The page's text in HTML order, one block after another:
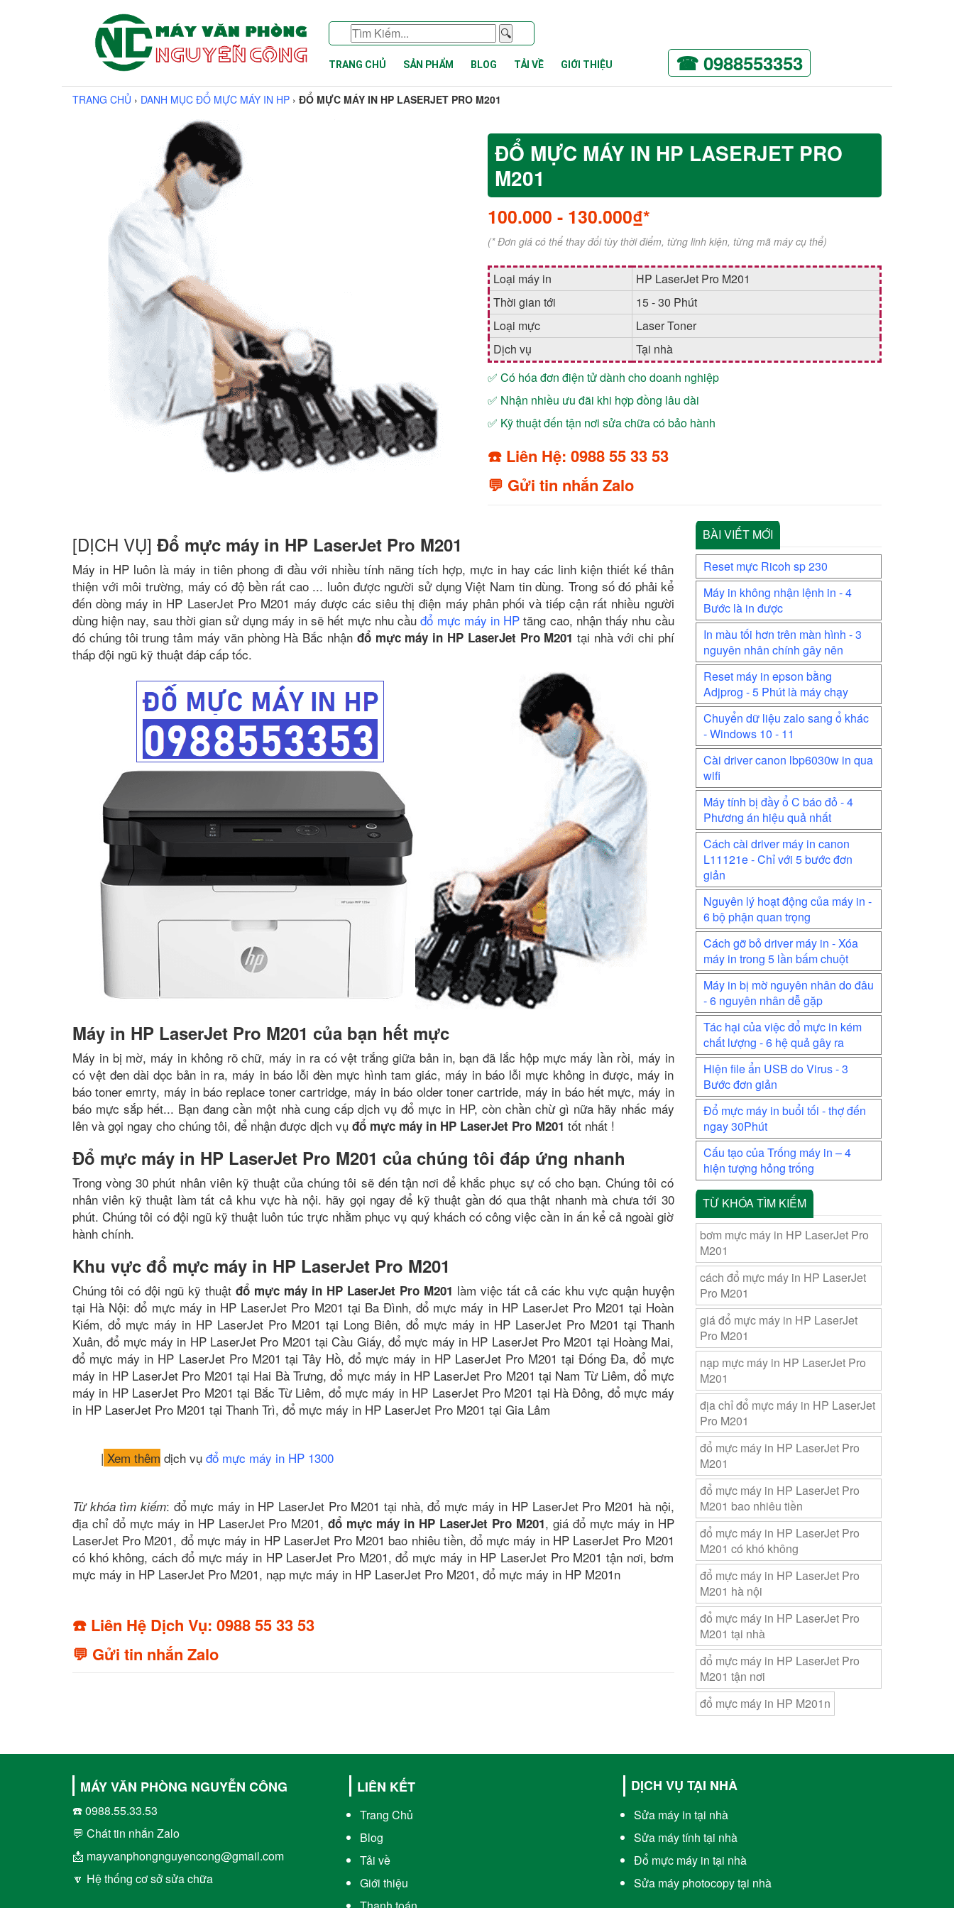
🔍
TRANG CHỦ SẢN PHẨM BLOG TẢI VỀ GIỚI THIỆU ☎ 0988553353
TRANG CHỦ › DANH MỤC ĐỔ MỰC MÁY IN HP › ĐỔ MỰC MÁY IN HP LASERJET PRO M201
ĐỔ MỰC MÁY IN HP LASERJET PRO
M201
100.000 - 130.000₫*
(* Đơn giá có thể thay đổi tùy thời điểm, từng linh kiện, từng mã máy cụ thể)
Loại máy in
HP LaserJet Pro M201
Thời gian tới
15 - 30 Phút
Loại mực
Laser Toner
Dịch vụ
Tại nhà
✅ Có hóa đơn điện tử dành cho doanh nghiệp
✅ Nhận nhiều ưu đãi khi hợp đồng lâu dài
✅ Kỹ thuật đến tận nơi sửa chữa có bảo hành
☎️ Liên Hệ: 0988 55 33 53
💬 Gửi tin nhắn Zalo
[DỊCH VỤ] Đổ mực máy in HP LaserJet Pro M201
Máy in HP luôn là máy in tiên phong đi đầu với nhiều tính năng tích hợp, mực in hay các linh kiện thiết kế thân
thiện với môi trường, máy có độ bền rất cao ... luôn được người sử dụng Việt Nam tin dùng. Trong số đó phải kể
đến dòng máy in HP LaserJet Pro M201 máy được các siêu thị điện máy phân phối và tiếp cận rất nhiều người
dùng hiện nay, sau thời gian sử dụng máy in sẽ hết mực nhu cầuđổ mực máy in HP tăng cao, nhận thấy nhu cầu
đó chúng tôi trung tâm máy văn phòng Hà Bắc nhận đổ mực máy in HP LaserJet Pro M201 tại nhà với chi phí
thấp đội ngũ kỹ thuật đáp cấp tốc.
Máy in HP LaserJet Pro M201 của bạn hết mực
Máy in bị mờ, máy in không rõ chữ, máy in ra có vệt trắng giữa bản in, bạn đã lắc hộp mực mấy lần rồi, máy in
có vệt đen dài dọc bản in ra, máy in báo lỗi đèn mực hình tam giác, máy in báo lỗi mực không in được, máy in
báo toner emrty, máy in báo replace toner cartridge, máy in báo older toner cartride, máy in báo hết mực, máy in
báo mực sắp hết... Bạn đang cần một nhà cung cấp dịch vụ đổ mực in HP, còn chần chừ gì nữa hãy nhấc máy
lên và gọi ngay cho chúng tôi, để nhận được dịch vụ đổ mực máy in HP LaserJet Pro M201 tốt nhất !
Đổ mực máy in HP LaserJet Pro M201 của chúng tôi đáp ứng nhanh
Trong vòng 30 phút nhân viên kỹ thuật của chúng tôi sẽ đến tận nơi để khắc phục sự cố cho bạn. Chúng tôi có
nhân viên kỹ thuật làm tất cả khu vực hà nội. hãy gọi ngay để kỹ thuật gần đó qua thật nhanh mà chưa tới 30
phút. Chúng tôi có đội ngũ kỹ thuật luôn túc trực nhằm phục vụ quý khách có công việc cần in ấn kể cả ngoài giờ
hành chính.
Khu vực đổ mực máy in HP LaserJet Pro M201
Chúng tôi có đội ngũ kỹ thuật đổ mực máy in HP LaserJet Pro M201 làm việc tất cả các khu vực quận huyện
tại Hà Nội: đổ mực máy in HP LaserJet Pro M201 tại Ba Đình, đổ mực máy in HP LaserJet Pro M201 tại Hoàn
Kiếm, đổ mực máy in HP LaserJet Pro M201 tại Long Biên, đổ mực máy in HP LaserJet Pro M201 tại Thanh
Xuân, đổ mực máy in HP LaserJet Pro M201 tại Cầu Giấy, đổ mực máy in HP LaserJet Pro M201 tại Hoàng Mai,
đổ mực máy in HP LaserJet Pro M201 tại Tây Hồ, đổ mực máy in HP LaserJet Pro M201 tại Đống Đa, đổ mực
máy in HP LaserJet Pro M201 tại Hai Bà Trưng, đổ mực máy in HP LaserJet Pro M201 tại Nam Từ Liêm, đổ mực
máy in HP LaserJet Pro M201 tại Bắc Từ Liêm, đổ mực máy in HP LaserJet Pro M201 tại Hà Đông, đổ mực máy
in HP LaserJet Pro M201 tại Thanh Trì, đổ mực máy in HP LaserJet Pro M201 tại Gia Lâm
| Xem thêm dịch vụ đổ mực máy in HP 1300
Từ khóa tìm kiếm: đổ mực máy in HP LaserJet Pro M201 tại nhà, đổ mực máy in HP LaserJet Pro M201 hà nội,
địa chỉ đổ mực máy in HP LaserJet Pro M201,đổ mực máy in HP LaserJet Pro M201, giá đổ mực máy in HP
LaserJet Pro M201, đổ mực máy in HP LaserJet Pro M201 bao nhiêu tiền, đổ mực máy in HP LaserJet Pro M201
có khó không, cách đổ mực máy in HP LaserJet Pro M201, đổ mực máy in HP LaserJet Pro M201 tận nơi, bơm
mực máy in HP LaserJet Pro M201, nạp mực máy in HP LaserJet Pro M201, đổ mực máy in HP M201n
☎️ Liên Hệ Dịch Vụ: 0988 55 33 53
💬 Gửi tin nhắn Zalo
BÀI VIẾT MỚI
Reset mực Ricoh sp 230
Máy in không nhận lệnh in - 4
Bước là in được
In màu tối hơn trên màn hình - 3
nguyên nhân chính gây nên
Reset máy in epson bằng
Adjprog - 5 Phút là máy chạy
Chuyển dữ liệu zalo sang ổ khác
- Windows 10 - 11
Cài driver canon lbp6030w in qua
wifi
Máy tính bị đầy ổ C báo đỏ - 4
Phương án hiệu quả nhất
Cách cài driver máy in canon
L11121e - Chỉ với 5 bước đơn
giản
Nguyên lý hoạt động của máy in -
6 bộ phận quan trọng
Cách gỡ bỏ driver máy in - Xóa
máy in trong 5 lần bấm chuột
Máy in bị mờ nguyên nhân do đâu
- 6 nguyên nhân dễ gặp
Tác hại của việc đổ mực in kém
chất lượng - 6 hệ quả gây ra
Hiện file ẩn USB do Virus - 3
Bước đơn giản
Đổ mực máy in buổi tối - thợ đến
ngay 30Phút
Cấu tạo của Trống máy in – 4
hiện tượng hỏng trống
TỪ KHÓA TÌM KIẾM
bơm mực máy in HP LaserJet Pro
M201
cách đổ mực máy in HP LaserJet
Pro M201
giá đổ mực máy in HP LaserJet
Pro M201
nạp mực máy in HP LaserJet Pro
M201
địa chỉ đổ mực máy in HP LaserJet
Pro M201
đổ mực máy in HP LaserJet Pro
M201
đổ mực máy in HP LaserJet Pro
M201 bao nhiêu tiền
đổ mực máy in HP LaserJet Pro
M201 có khó không
đổ mực máy in HP LaserJet Pro
M201 hà nội
đổ mực máy in HP LaserJet Pro
M201 tại nhà
đổ mực máy in HP LaserJet Pro
M201 tận nơi
đổ mực máy in HP M201n
MÁY VĂN PHÒNG NGUYỄN CÔNG
☎️ 0988.55.33.53
💬 Chát tin nhắn Zalo
📩 mayvanphongnguyencong@gmail.com
🔽 Hệ thống cơ sở sửa chữa
LIÊN KẾT
Trang Chủ
Blog
Tải về
Giới thiệu
DỊCH VỤ TẠI NHÀ
Sửa máy in tại nhà
Sửa máy tính tại nhà
Đổ mực máy in tại nhà
Sửa máy photocopy tại nhà